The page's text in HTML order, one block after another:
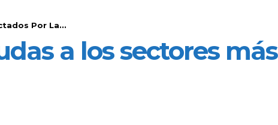
Por La...
a los sectores más